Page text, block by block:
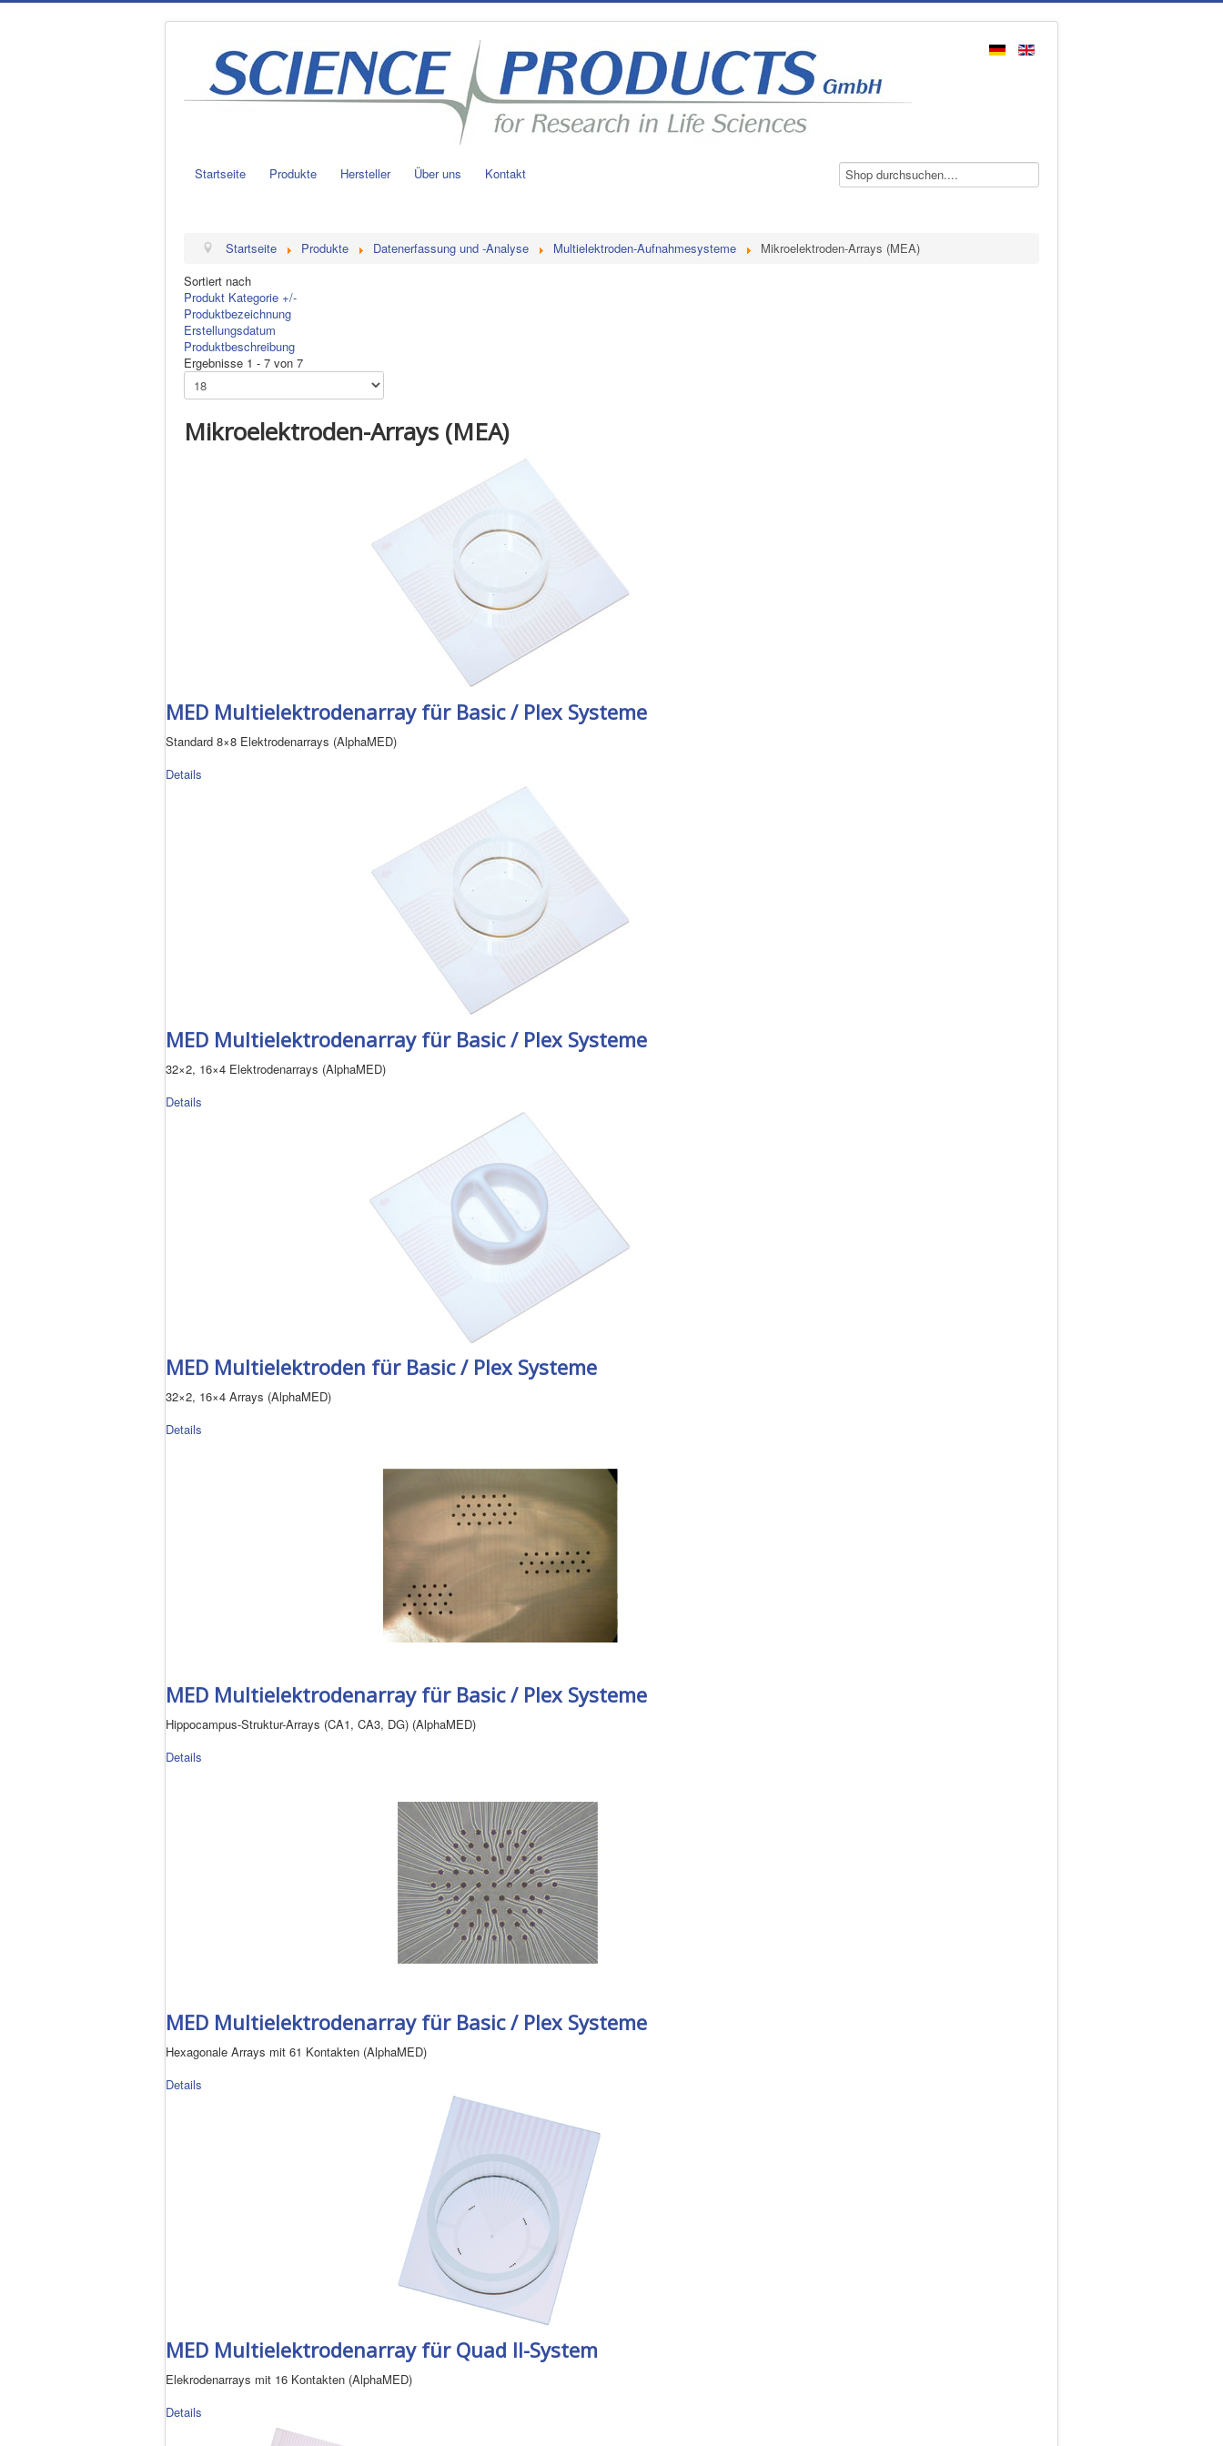
Startseite Produkte Hersteller Über uns Kontakt
Startseite Produkte Datenerfassung und -Analyse Multielektroden-Aufnahmesysteme
Mikroelektroden-Arrays (MEA)
Sortiert nach
Produkt Kategorie +/-
Produktbezeichnung
Erstellungsdatum
Produktbeschreibung
Ergebnisse 1 - 7 von 7
Mikroelektroden-Arrays (MEA)
MED Multielektrodenarray für Basic / Plex Systeme
Standard 8×8 Elektrodenarrays (AlphaMED)
Details
MED Multielektrodenarray für Basic / Plex Systeme
32×2, 16×4 Elektrodenarrays (AlphaMED)
Details
MED Multielektroden für Basic / Plex Systeme
32×2, 16×4 Arrays (AlphaMED)
Details
MED Multielektrodenarray für Basic / Plex Systeme
Hippocampus-Struktur-Arrays (CA1, CA3, DG) (AlphaMED)
Details
MED Multielektrodenarray für Basic / Plex Systeme
Hexagonale Arrays mit 61 Kontakten (AlphaMED)
Details
MED Multielektrodenarray für Quad II-System
Elekrodenarrays mit 16 Kontakten (AlphaMED)
Details